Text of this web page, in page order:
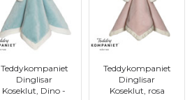
Teddykompaniet
Dinglisar
Koseklut, Dino -
Teddykompaniet
Dinglisar
Koseklut, rosa